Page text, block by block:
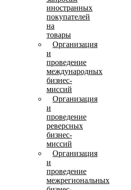
иностранных
покупателей
на
товары
Организация
и
проведение
международных
бизнес-
миссий
Организация
и
проведение
реверсных
бизнес-
миссий
Организация
и
проведение
межрегиональных